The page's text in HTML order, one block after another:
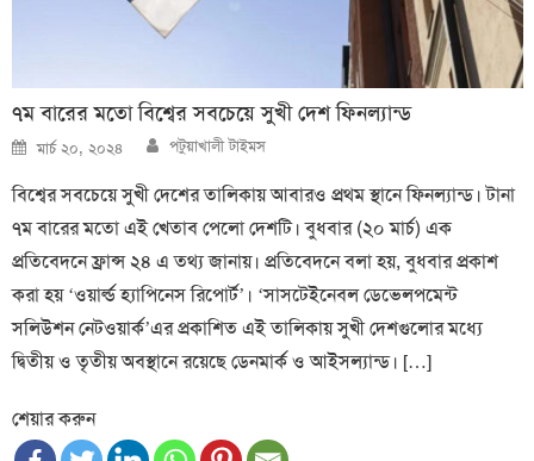
৭ম বারের মতো বিশ্বের সবচেয়ে সুখী দেশ ফিনল্যান্ড
Posted
on
মার্চ ২০, ২০২৪ Author
পটুয়াখালী টাইমস
বিশ্বের সবচেয়ে সুখী দেশের তালিকায় আবারও প্রথম স্থানে ফিনল্যান্ড। টানা
৭ম বারের মতো এই খেতাব পেলো দেশটি। বুধবার (২০ মার্চ) এক
প্রতিবেদনে ফ্রান্স ২৪ এ তথ্য জানায়। প্রতিবেদনে বলা হয়, বুধবার প্রকাশ
করা হয় ‘ওয়ার্ল্ড হ্যাপিনেস রিপোর্ট’। ‘সাসটেইনেবল ডেভেলপমেন্ট
সলিউশন নেটওয়ার্ক’এর প্রকাশিত এই তালিকায় সুখী দেশগুলোর মধ্যে
দ্বিতীয় ও তৃতীয় অবস্থানে রয়েছে ডেনমার্ক ও আইসল্যান্ড। […]
শেয়ার করুন